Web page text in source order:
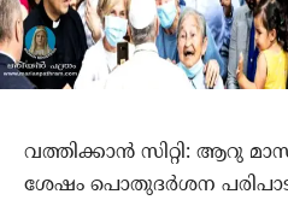
വത്തിക്കാന്‍ സിറ്റി: ആറു
ശേഷം പൊതുദര്‍ശന